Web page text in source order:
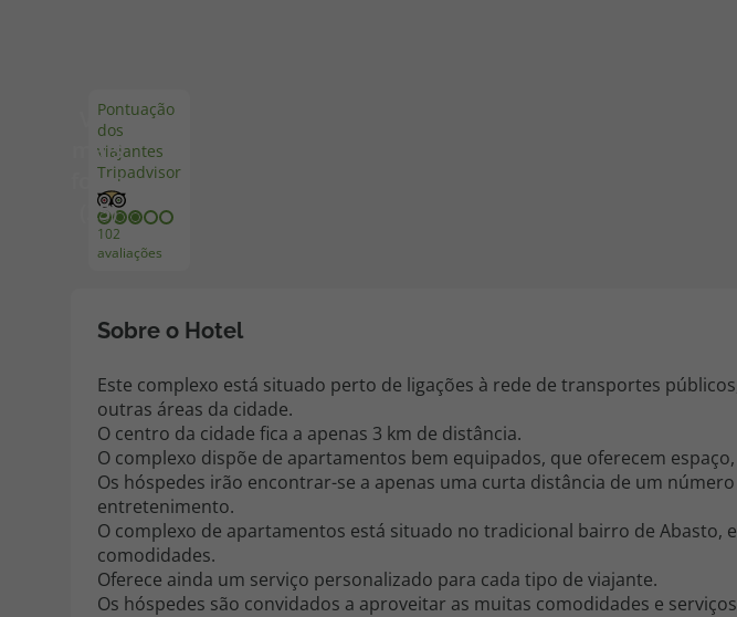
Disneyland ® Paris
Pontuação
dos
viajantes
Tripadvisor
102
avaliações
Ver
mais
fotos
(25)
Sobre o Hotel
Este complexo está situado perto de ligações à rede de transportes
outras áreas da cidade.
O centro da cidade fica a apenas 3 km de distância.
O complexo dispõe de apartamentos bem equipados, que oferecem
Os hóspedes irão encontrar-se a apenas uma curta distância de um
entretenimento.
O complexo de apartamentos está situado no tradicional bairro de Abasto,
comodidades.
Oferece ainda um serviço personalizado para cada tipo de viajante.
Os hóspedes são convidados a aproveitar as muitas comodidades e